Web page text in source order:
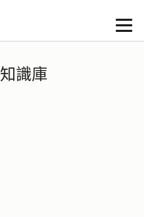
知識庫